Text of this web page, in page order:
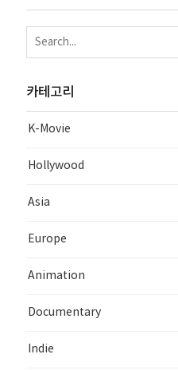
카테고리
K-Movie
Hollywood
Asia
Europe
Animation
Documentary
Indie